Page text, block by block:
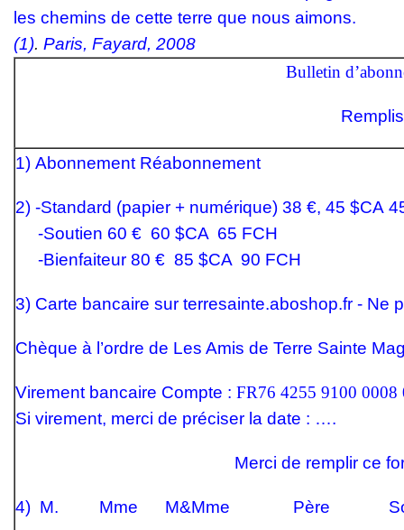
les chemins de cette terre que nous aimons.
(1). Paris, Fayard, 2008
Bulletin
1) Abonnement Réabonnement
2) -Standard (papier + numérique) 38 €, 45 $CA
-Soutien 60 € 60 $CA 65 FCH
-Bienfaiteur 80 € 85 $CA 90 FCH
3) Carte bancaire sur terresainte.aboshop.fr - Ne
Chèque à l’ordre de Les Amis de Terre Sainte
Virement bancaire Compte : FR76 4255 9100 0008
Si virement, merci de préciser la date : ….
Merci de remplir ce
4) M. Mme M&Mme Père Sœur